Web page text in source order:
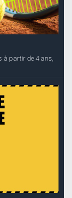
à partir de 4 ans,